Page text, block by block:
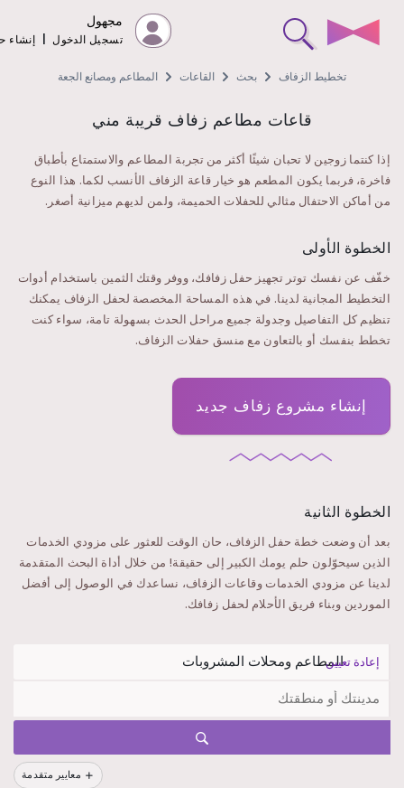
مجهول
تسجيل الدخول
تخطيط الزفاف بحث القاعات المطاعم ومصانع الجعة
قاعات مطاعم زفاف قريبة مني
إذا كنتما زوجين لا تحبان شيئًا أكثر من تجربة المطاعم والاستمتاع بأطباق
فاخرة، فربما يكون المطعم هو خيار قاعة الزفاف الأنسب لكما. هذا النوع
من أماكن الاحتفال مثالي للحفلات الحميمة، ولمن لديهم ميزانية أصغر.
الخطوة الأولى
خفّف عن نفسك توتر تجهيز حفل زفافك، ووفر وقتك الثمين باستخدام أدوات
التخطيط المجانية لدينا. في هذه المساحة المخصصة لحفل الزفاف يمكنك
تنظيم كل التفاصيل وجدولة جميع مراحل الحدث بسهولة تامة، سواء كنت
تخطط بنفسك أو بالتعاون مع منسق حفلات الزفاف.
إنشاء مشروع زفاف جديد
الخطوة الثانية
بعد أن وضعت خطة حفل الزفاف، حان الوقت للعثور على مزودي الخدمات
الذين سيحوّلون حلم يومك الكبير إلى حقيقة! من خلال أداة البحث المتقدمة
لدينا عن مزودي الخدمات وقاعات الزفاف، نساعدك في الوصول إلى أفضل
الموردين وبناء فريق الأحلام لحفل زفافك.
إعادة تعيين
معايير متقدمة